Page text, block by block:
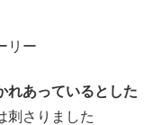
リー
れあっているとした
刺さりました